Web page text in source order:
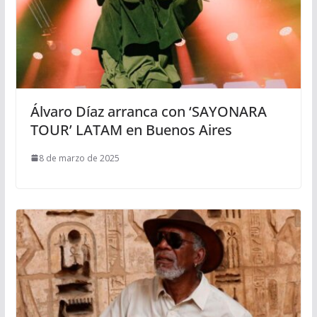
Álvaro Díaz arranca con ‘SAYONARA
TOUR’ LATAM en Buenos Aires
8 de marzo de 2025